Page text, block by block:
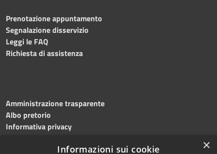
Prenotazione appuntamento
Segnalazione disservizio
Leggi le FAQ
Richiesta di assistenza
Amministrazione trasparente
Albo pretorio
Informativa privacy
Dichiarazione di accessibilità
×
Informazioni sui cookie